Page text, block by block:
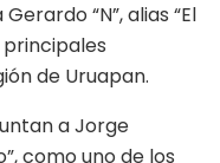
“N”, alias “El
principales
de Uruapan.
a Jorge
como uno de los